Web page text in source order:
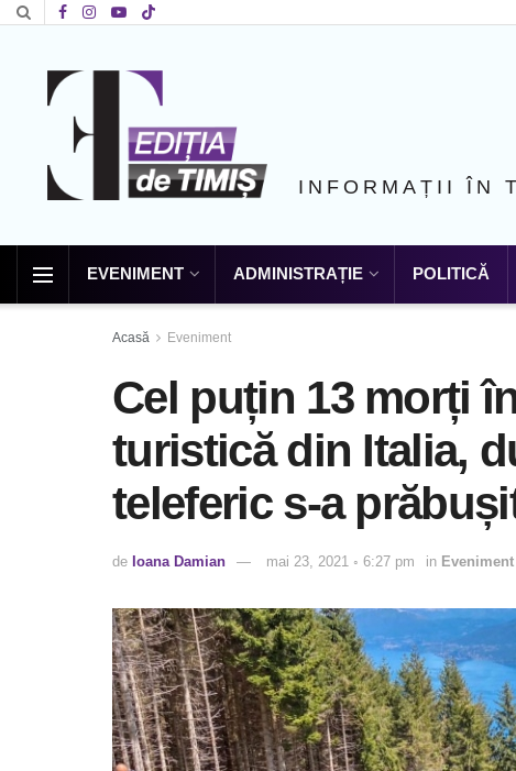
INFORMAȚII ÎN
EVENIMENT ADMINISTRAȚIE POLITICĂ
Acasă Eveniment
Cel puțin 13 morți
turistică din Italia,
teleferic s-a
de Ioana Damian mai 23, 2021 ◦ 6:27 pm in Eveniment